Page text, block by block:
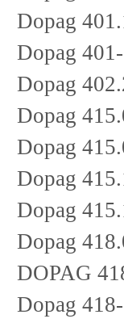
Dopag
Dopag
Dopag
Dopag
Dopag
Dopag
Dopag
Dopag
DOPAG
Dopag